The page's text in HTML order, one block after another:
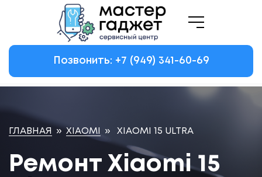
Позвонить: +7 (949) 341-60-69
ГЛАВНАЯ » XIAOMI » XIAOMI 15 ULTRA
Ремонт Xiaomi 15